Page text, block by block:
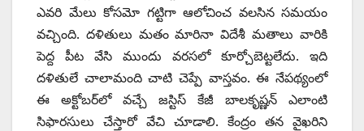
ఎవరి మేలు కోసమో గట్టిగా ఆలోచించ వలసిన సమయం
వచ్చింది. దళితులు మతం మారినా విదేశీ మతాలు వారికి
పెద్ద పీట వేసి ముందు వరసలో కూర్చోబెట్టలేదు. ఇది
దళితులే చాలామంది చాటి చెప్పే వాస్తవం. ఈ నేపథ్యంలో
ఈ అక్టోబర్‌లో వచ్చే జస్టిస్‌ ‌కేజీ బాలకృష్ణన్‌ ఎలాంటి
సిఫారసులు చేస్తారో వేచి చూడాలి. కేంద్రం తన వైఖరిని